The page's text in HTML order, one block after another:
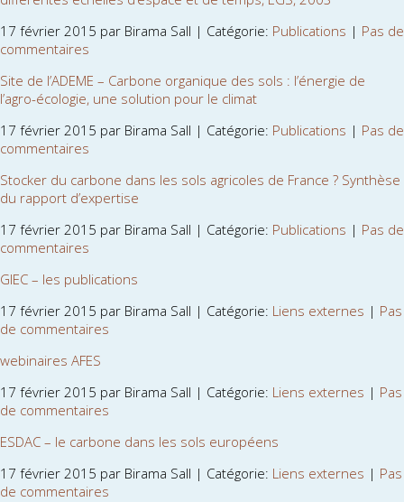
17 février 2015 par Birama Sall | Catégorie: Publications | Pas de
commentaires
Site de l’ADEME – Carbone organique des sols : l’énergie de
l’agro-écologie, une solution pour le climat
17 février 2015 par Birama Sall | Catégorie: Publications | Pas de
commentaires
Stocker du carbone dans les sols agricoles de France ? Synthèse
du rapport d’expertise
17 février 2015 par Birama Sall | Catégorie: Publications | Pas de
commentaires
GIEC – les publications
17 février 2015 par Birama Sall | Catégorie: Liens externes | Pas
de commentaires
webinaires AFES
17 février 2015 par Birama Sall | Catégorie: Liens externes | Pas
de commentaires
ESDAC – le carbone dans les sols européens
17 février 2015 par Birama Sall | Catégorie: Liens externes | Pas
de commentaires